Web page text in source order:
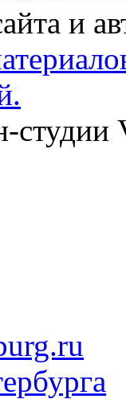
и
студии